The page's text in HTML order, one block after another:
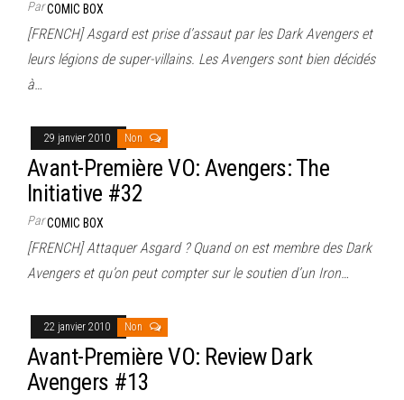
ParCOMIC BOX
[FRENCH] Asgard est prise d’assaut par les Dark Avengers et
leurs légions de super-villains. Les Avengers sont bien décidés
à…
29 janvier 2010 Non
Avant-Première VO: Avengers: The
Initiative #32
ParCOMIC BOX
[FRENCH] Attaquer Asgard ? Quand on est membre des Dark
Avengers et qu’on peut compter sur le soutien d’un Iron…
22 janvier 2010 Non
Avant-Première VO: Review Dark
Avengers #13